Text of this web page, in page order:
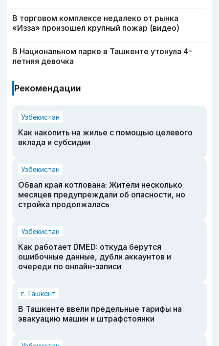
В торговом комплексе недалеко от рынка
«Изза» произошел крупный пожар (видео)
В Национальном парке в Ташкенте утонула 4-
летняя девочка
Рекомендации
Узбекистан
Как накопить на жилье с помощью целевого
вклада и субсидии
Узбекистан
Обвал края котлована: Жители несколько
месяцев предупреждали об опасности, но
стройка продолжалась
Узбекистан
Как работает DMED: откуда берутся
ошибочные данные, дубли аккаунтов и
очереди по онлайн-записи
г. Ташкент
В Ташкенте ввели предельные тарифы на
эвакуацию машин и штрафстоянки